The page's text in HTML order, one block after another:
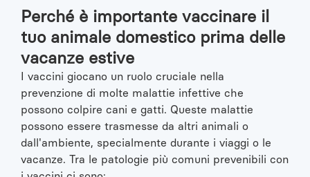
Perché è importante vaccinare il
tuo animale domestico prima delle
vacanze estive
I vaccini giocano un ruolo cruciale nella
prevenzione di molte malattie infettive che
possono colpire cani e gatti. Queste malattie
possono essere trasmesse da altri animali o
dall'ambiente, specialmente durante i viaggi o le
vacanze. Tra le patologie più comuni prevenibili con